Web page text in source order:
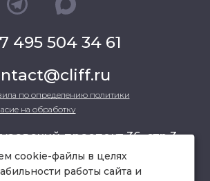
495 504 34 61
по определению политики
на обработку
проспект 36, стр.3 ,
офис 301
cookie-файлы в целях
работы сайта и